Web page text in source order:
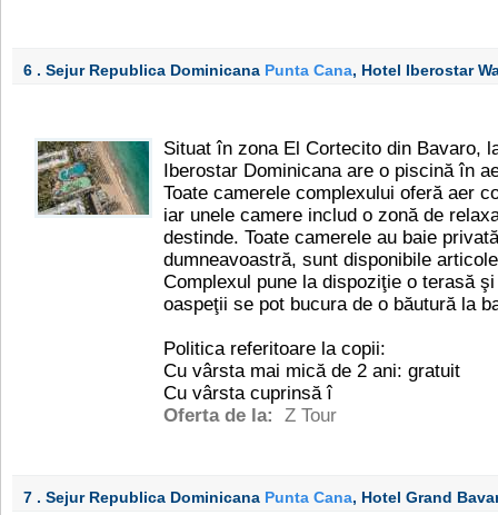
6 . Sejur Republica Dominicana Punta Cana, Hotel Iberostar
Situat în zona El Cortecito din Bavaro,
Iberostar Dominicana are o piscină în
Toate camerele complexului oferă aer
iar unele camere includ o zonă de
destinde. Toate camerele au baie
dumneavoastră, sunt disponibile
Complexul pune la dispoziţie o terasă
oaspeţii se pot bucura de o băutură la
Politica referitoare la copii:
Cu vârsta mai mică de 2 ani: gratuit
Cu vârsta cuprinsă î
Oferta de la:
Z Tour
7 . Sejur Republica Dominicana Punta Cana, Hotel Grand